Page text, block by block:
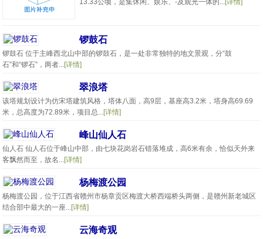
13.33公顷，是集休闲、娱乐、-及观光一体的...[详情]
锣鼓石
锣鼓石 位于主峰西北山中部的锣鼓石，是一处非常独特的地文景观，分“鼓
石”和“锣石”，两者...[详情]
翠浪塔
该塔规划设计为仿宋塔建筑风格，塔体八面，高9层，基座高3.2米，塔身高69.69
米，总高度为72.89米，项目总...[详情]
峰山仙人石
仙人石 仙人石位于峰山中部，由七块花岗岩石错落堆成，高6米有余，恰似天外来
客飘然而至，故名...[详情]
杨梅渡公园
杨梅渡公园，位于江西省赣州市杨章贡区梅渡大桥西端桥头两侧，是赣州新老城区
结合部中最大的一座...[详情]
云海奇观